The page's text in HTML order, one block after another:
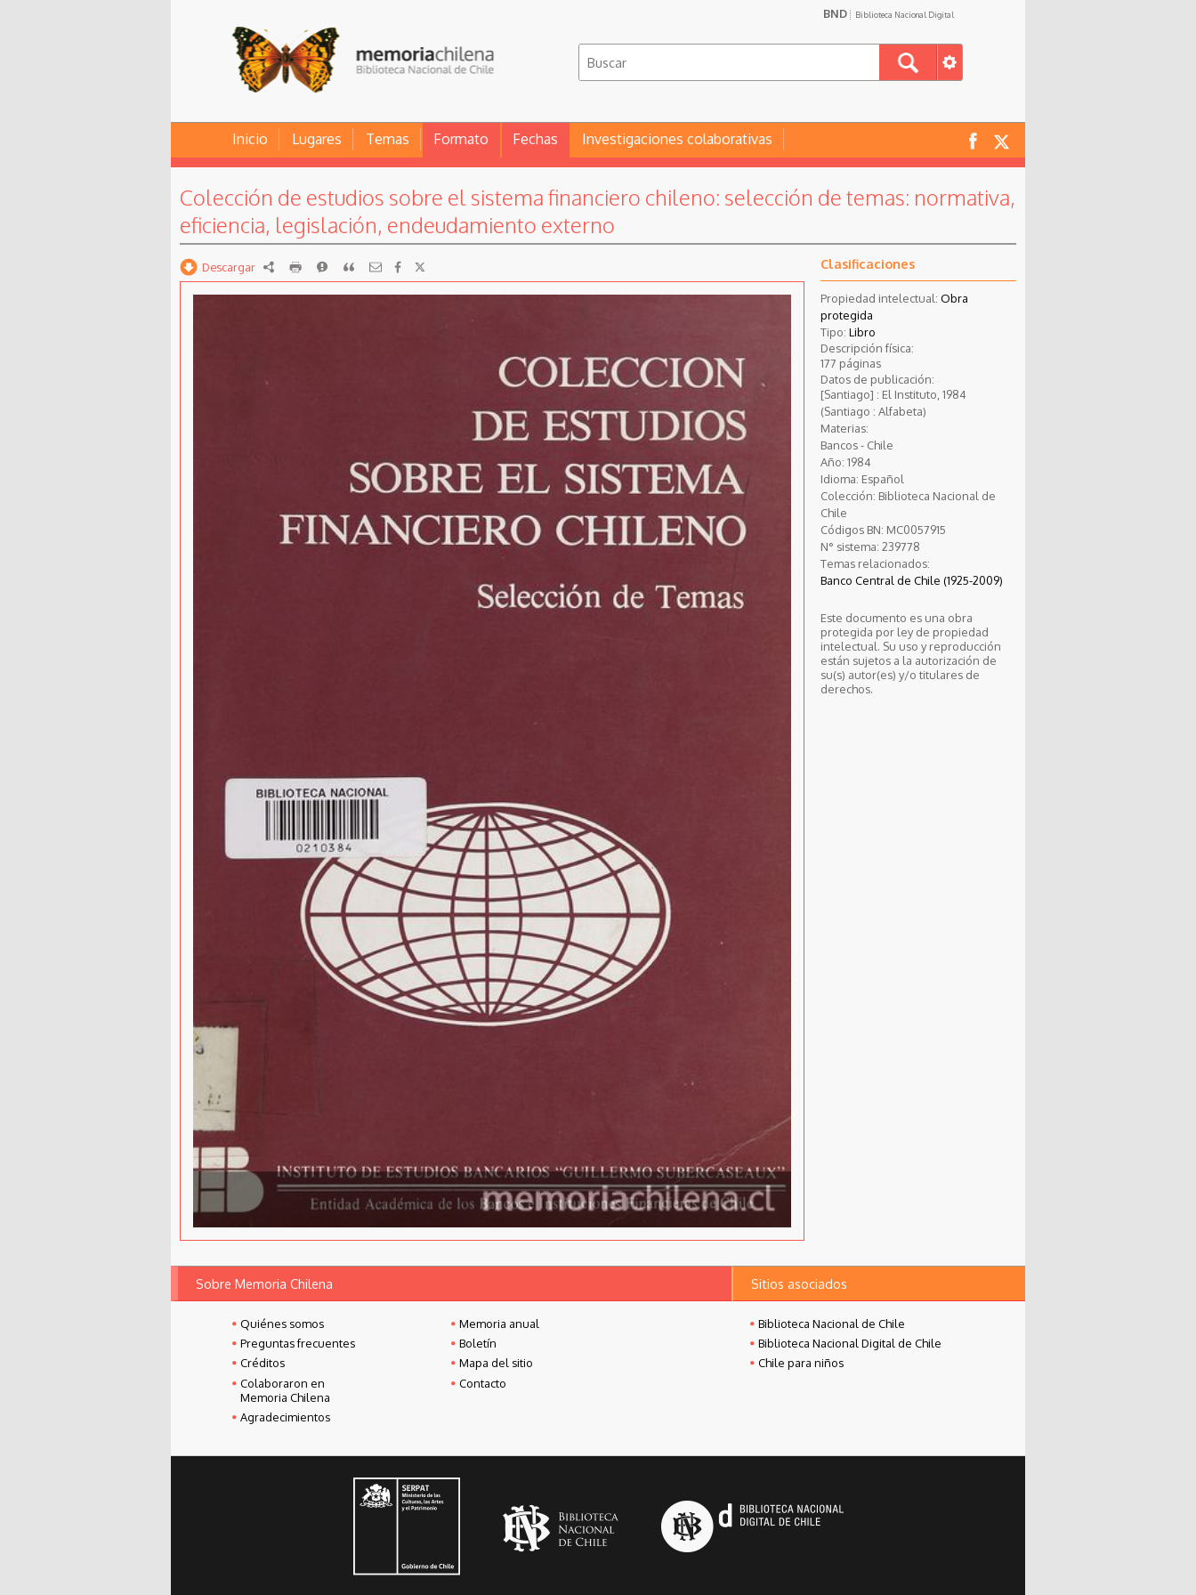
BND Biblioteca Nacional Digital
Inicio Lugares Temas Formato Fechas Investigaciones colaborativas
Colección de estudios sobre el sistema financiero chileno: selección de temas: normativa,
eficiencia, legislación, endeudamiento externo
Descargar RDF imprimirReportarCitar Clasificaciones
Propiedad intelectual: Obra
protegida
Tipo: Libro
Descripción física:
177 páginas
Datos de publicación:
[Santiago] : El Instituto, 1984
(Santiago : Alfabeta)
Materias:
Bancos - Chile
Año: 1984
Idioma: Español
Colección: Biblioteca Nacional de
Chile
Códigos BN: MC0057915
N° sistema: 239778
Temas relacionados:
Banco Central de Chile (1925-2009)
Este documento es una obra
protegida por ley de propiedad
intelectual. Su uso y reproducción
están sujetos a la autorización de
su(s) autor(es) y/o titulares de
derechos.
Sobre Memoria Chilena
Quiénes somos
Preguntas frecuentes
Créditos
Colaboraron en
Memoria Chilena
Agradecimientos
Memoria anual
Boletín
Mapa del sitio
Contacto
Sitios asociados
Biblioteca Nacional de Chile
Biblioteca Nacional Digital de Chile
Chile para niños